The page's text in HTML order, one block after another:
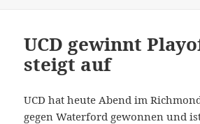
UCD gewinnt
steigt auf
UCD hat heute Abend im
gegen Waterford gewonnen und